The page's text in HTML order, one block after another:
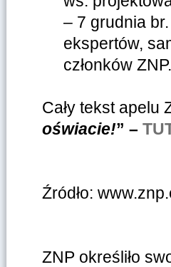
– 7 grudnia
ekspertów,
członków ZNP.
Cały tekst apelu
oświacie!” –
Źródło:
ZNP określiło